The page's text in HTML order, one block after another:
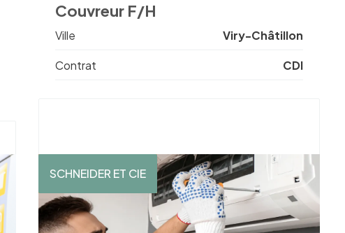
Couvreur F/H
Ville Viry-Châtillon
Contrat CDI
SCHNEIDER ET CIE